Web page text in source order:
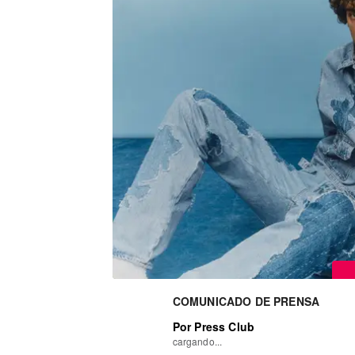
COMUNICADO DE PRENSA
Por Press Club
cargando...